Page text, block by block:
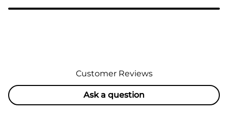
Customer Reviews
Ask a question